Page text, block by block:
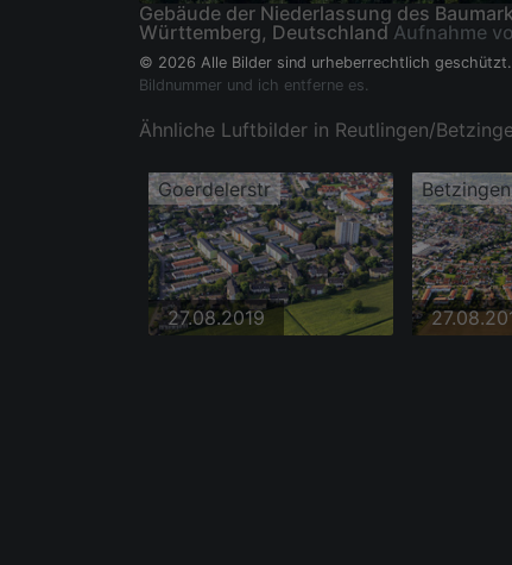
Gebäude der Niederlassung des
Württemberg, Deutschland Aufnahme
© 2026 Alle Bilder sind urheberrechtlich geschützt.
Bildnummer und ich entferne es.
Ähnliche Luftbilder in Reutlingen/
Goerdelerstr
27.08.2019